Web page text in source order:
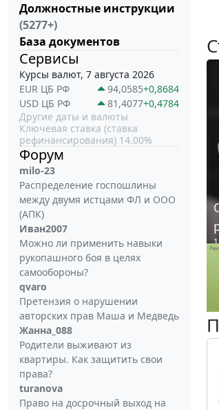
Должностные инструкции
(5277+)
База документов
Сервисы
Курсы валют, 7 августа 2026
EUR ЦБ РФ
94,0585+0,8684
USD ЦБ РФ
81,4077+0,4784
Другие даты и валюты
Ключевая ставка (ставка
рефинансирования) 14.00%
Форум
milo-23
Распределение госпошлины
между двумя истцами ФЛ и ООО
(АПК)
Иван2007
Можно ли применить навыки
рукопашного боя в целях
самообороны?
qvaro
Претензия о нарушении
авторских прав Маша и Медведь
Жанна_088
Родители выживают из
квартиры. Как защитить свои
права?
turanova
Право на досрочный выход на